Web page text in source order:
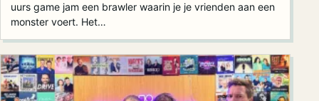
uurs game jam een brawler waarin je je vrienden aan een
monster voert. Het…